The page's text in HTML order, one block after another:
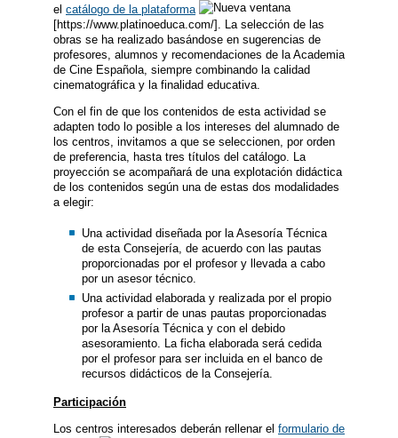
el catálogo de la plataforma
[https://www.platinoeduca.com/]. La selección de las
obras se ha realizado basándose en sugerencias de
profesores, alumnos y recomendaciones de la Academia
de Cine Española, siempre combinando la calidad
cinematográfica y la finalidad educativa.
Con el fin de que los contenidos de esta actividad se
adapten todo lo posible a los intereses del alumnado de
los centros, invitamos a que se seleccionen, por orden
de preferencia, hasta tres títulos del catálogo. La
proyección se acompañará de una explotación didáctica
de los contenidos según una de estas dos modalidades
a elegir:
Una actividad diseñada por la Asesoría Técnica
de esta Consejería, de acuerdo con las pautas
proporcionadas por el profesor y llevada a cabo
por un asesor técnico.
Una actividad elaborada y realizada por el propio
profesor a partir de unas pautas proporcionadas
por la Asesoría Técnica y con el debido
asesoramiento. La ficha elaborada será cedida
por el profesor para ser incluida en el banco de
recursos didácticos de la Consejería.
Participación
Los centros interesados deberán rellenar el formulario de